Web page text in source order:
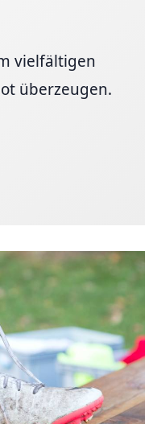
vielfältigen
überzeugen.